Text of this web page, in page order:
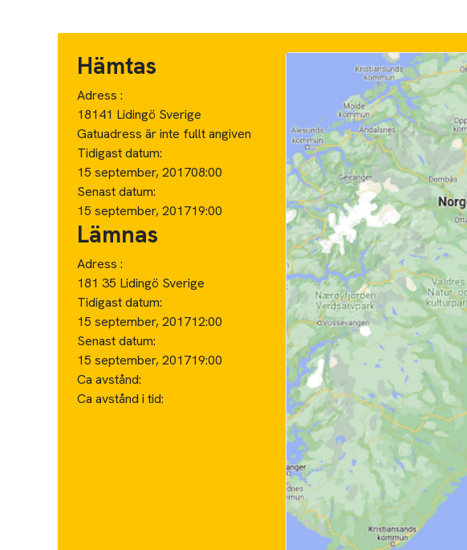
Hämtas
Adress :
18141 Lidingö Sverige
Gatuadress är inte fullt angiven
Tidigast datum:
15 september, 201708:00
Senast datum:
15 september, 201719:00
Lämnas
Adress :
181 35 Lidingö Sverige
Tidigast datum:
15 september, 201712:00
Senast datum:
15 september, 201719:00
Ca avstånd:
Ca avstånd i tid: